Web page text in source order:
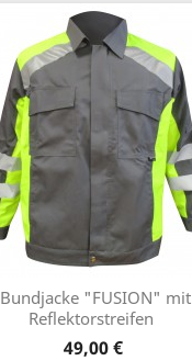
Bundjacke "FUSION" mit
Reflektorstreifen
Preis
49,00 €